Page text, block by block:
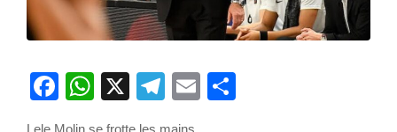
Facebook
WhatsApp
X Telegram
Email